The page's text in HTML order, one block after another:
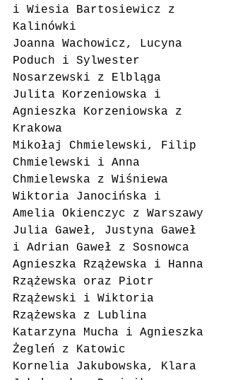
i Wiesia Bartosiewicz z
Kalinówki
Joanna Wachowicz, Lucyna
Poduch i Sylwester
Nosarzewski z Elbląga
Julita Korzeniowska i
Agnieszka Korzeniowska z
Krakowa
Mikołaj Chmielewski, Filip
Chmielewski i Anna
Chmielewska z Wiśniewa
Wiktoria Janocińska i
Amelia Okienczyc z Warszawy
Julia Gaweł, Justyna Gaweł
i Adrian Gaweł z Sosnowca
Agnieszka Rzążewska i Hanna
Rzążewska oraz Piotr
Rzążewski i Wiktoria
Rzążewska z Lublina
Katarzyna Mucha i Agnieszka
Żegleń z Katowic
Kornelia Jakubowska, Klara